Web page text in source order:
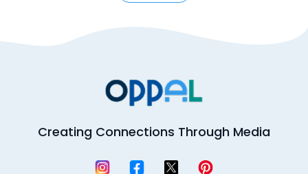
Creating Connections Through Media